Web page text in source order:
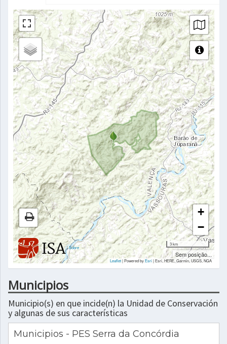
|Sobre
+
−
3 km
Sem posição...
Leaflet| Powered byEsri|Esri, HERE, Garmin, USGS, NGA
Municipios
Municipio(s) en que incide(n) la Unidad de Conservación
y algunas de sus características
Municipios - PES Serra da Concórdia